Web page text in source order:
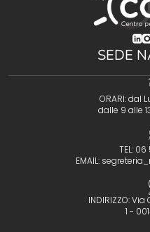
SEDE
ORARI: dal
dalle 9 alle
TEL:
EMAIL:
INDIRIZZO:
1 -